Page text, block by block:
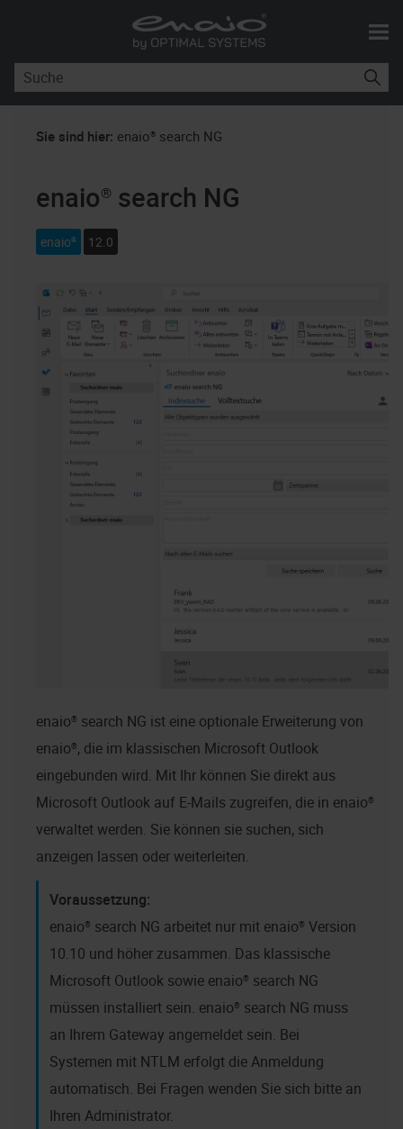
Skip To Main Content
Sie sind hier: enaio® search NG
enaio® search NG
enaio® 12.0
enaio® search NG ist eine optionale Erweiterung von
enaio®, die im klassischen Microsoft Outlook
eingebunden wird. Mit Ihr können Sie direkt aus
Microsoft Outlook auf E-Mails zugreifen, die in enaio®
verwaltet werden. Sie können sie suchen, sich
anzeigen lassen oder weiterleiten.
enaio® search NG arbeitet nur mit enaio® Version
10.10 und höher zusammen. Das klassische
Microsoft Outlook sowie enaio® search NG
müssen installiert sein. enaio® search NG muss
an Ihrem Gateway angemeldet sein. Bei
Systemen mit NTLM erfolgt die Anmeldung
automatisch. Bei Fragen wenden Sie sich bitte an
Ihren Administrator.